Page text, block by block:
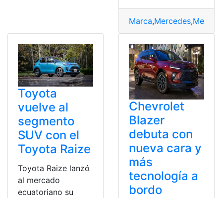
Marca,Mercedes,
Toyota
vuelve al
segmento
SUV con el
Toyota Raize
Toyota Raize lanzó
al mercado
ecuatoriano su
Chevrolet
Blazer
debuta con
nueva cara y
más
tecnología a
bordo